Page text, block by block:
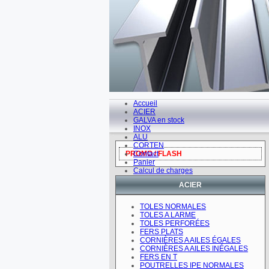
Accueil
ACIER
GALVA en stock
INOX
ALU
CORTEN
Contact
Panier
Calcul de charges
PROMO / FLASH
ACIER
TOLES NORMALES
TOLES A LARME
TOLES PERFORÉES
FERS PLATS
CORNIÈRES A AILES ÉGALES
CORNIÈRES A AILES INÉGALES
FERS EN T
POUTRELLES IPE NORMALES